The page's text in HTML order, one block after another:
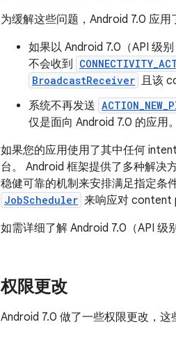
为缓解这些问题，Android 7.0 应用
如果以 Android 7.0（API 级
不会收到
BroadcastReceiver 且该
系统不再发送
仅是面向 Android 7.0 的应用。
如果您的应用使用了其中任何
台。 Android 框架提供了多种解决
稳健可靠的机制来安排满足指定条
JobScheduler 来响应对 content
如需详细了解 Android 7.0（API 级
权限更改
Android 7.0 做了一些权限更改，这